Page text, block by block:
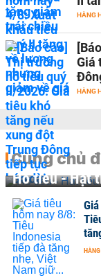
HÀNG
Giá
HÀNG
Cùng chủ
Hồ tiêu - Hạt